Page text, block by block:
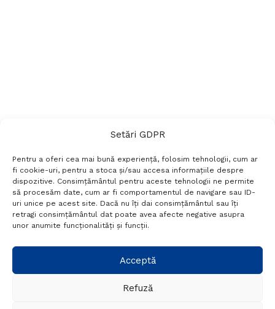
Setări GDPR
Pentru a oferi cea mai bună experiență, folosim tehnologii, cum ar
fi cookie-uri, pentru a stoca și/sau accesa informațiile despre
dispozitive. Consimțământul pentru aceste tehnologii ne permite
să procesăm date, cum ar fi comportamentul de navigare sau ID-
uri unice pe acest site. Dacă nu îți dai consimțământul sau îți
retragi consimțământul dat poate avea afecte negative asupra
unor anumite funcționalități și funcții.
Acceptă
Refuză
Termeni si conditii
Politică de confidențialitate
Politica cookies
Setări GDPR
+40 788 760 194